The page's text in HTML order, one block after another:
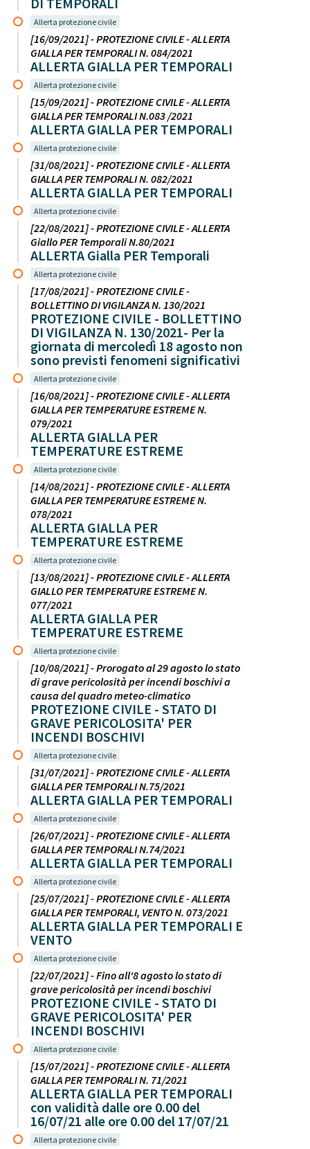
Allerta protezione civile
[16/09/2021] - PROTEZIONE CIVILE - ALLERTA
GIALLA PER TEMPORALI N. 084/2021
ALLERTA GIALLA PER TEMPORALI
Allerta protezione civile
[15/09/2021] - PROTEZIONE CIVILE - ALLERTA
GIALLA PER TEMPORALI N.083 /2021
ALLERTA GIALLA PER TEMPORALI
Allerta protezione civile
[31/08/2021] - PROTEZIONE CIVILE - ALLERTA
GIALLA PER TEMPORALI N. 082/2021
ALLERTA GIALLA PER TEMPORALI
Allerta protezione civile
[22/08/2021] - PROTEZIONE CIVILE - ALLERTA
Giallo PER Temporali N.80/2021
ALLERTA Gialla PER Temporali
Allerta protezione civile
[17/08/2021] - PROTEZIONE CIVILE -
BOLLETTINO DI VIGILANZA N. 130/2021
PROTEZIONE CIVILE - BOLLETTINO
DI VIGILANZA N. 130/2021- Per la
giornata di mercoledì 18 agosto non
sono previsti fenomeni significativi
Allerta protezione civile
[16/08/2021] - PROTEZIONE CIVILE - ALLERTA
GIALLA PER TEMPERATURE ESTREME N.
079/2021
ALLERTA GIALLA PER
TEMPERATURE ESTREME
Allerta protezione civile
[14/08/2021] - PROTEZIONE CIVILE - ALLERTA
GIALLA PER TEMPERATURE ESTREME N.
078/2021
ALLERTA GIALLA PER
TEMPERATURE ESTREME
Allerta protezione civile
[13/08/2021] - PROTEZIONE CIVILE - ALLERTA
GIALLO PER TEMPERATURE ESTREME N.
077/2021
ALLERTA GIALLA PER
TEMPERATURE ESTREME
Allerta protezione civile
[10/08/2021] - Prorogato al 29 agosto lo stato
di grave pericolosità per incendi boschivi a
causa del quadro meteo-climatico
PROTEZIONE CIVILE - STATO DI
GRAVE PERICOLOSITA' PER
INCENDI BOSCHIVI
Allerta protezione civile
[31/07/2021] - PROTEZIONE CIVILE - ALLERTA
GIALLA PER TEMPORALI N.75/2021
ALLERTA GIALLA PER TEMPORALI
Allerta protezione civile
[26/07/2021] - PROTEZIONE CIVILE - ALLERTA
GIALLA PER TEMPORALI N.74/2021
ALLERTA GIALLA PER TEMPORALI
Allerta protezione civile
[25/07/2021] - PROTEZIONE CIVILE - ALLERTA
GIALLA PER TEMPORALI, VENTO N. 073/2021
ALLERTA GIALLA PER TEMPORALI E
VENTO
Allerta protezione civile
[22/07/2021] - Fino all'8 agosto lo stato di
grave pericolosità per incendi boschivi
PROTEZIONE CIVILE - STATO DI
GRAVE PERICOLOSITA' PER
INCENDI BOSCHIVI
Allerta protezione civile
[15/07/2021] - PROTEZIONE CIVILE - ALLERTA
GIALLA PER TEMPORALI N. 71/2021
ALLERTA GIALLA PER TEMPORALI
con validità dalle ore 0.00 del
16/07/21 alle ore 0.00 del 17/07/21
Allerta protezione civile